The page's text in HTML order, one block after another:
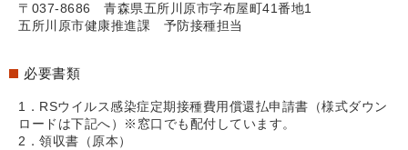
〒037-8686 青森県五所川原市字布屋町41番地1
五所川原市健康推進課 予防接種担当
必要書類
1．RSウイルス感染症定期接種費用償還払申請書（様式ダウン
ロードは下記へ）※窓口でも配付しています。
2．領収書（原本）